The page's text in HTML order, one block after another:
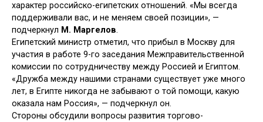
характер российско-египетских отношений. «Мы всегда
поддерживали вас, и не меняем своей позиции», —
подчеркнул М. Маргелов.
Египетский министр отметил, что прибыл в Москву для
участия в работе 9-го заседания Межправительственной
комиссии по сотрудничеству между Россией и Египтом.
«Дружба между нашими странами существует уже много
лет, в Египте никогда не забывают о той помощи, какую
оказала нам Россия», — подчеркнул он.
Стороны обсудили вопросы развития торгово-